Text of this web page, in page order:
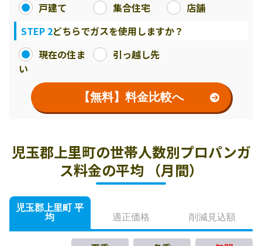
戸建て
集合住宅
店舗
STEP 2どちらでガスを使用しますか？
現在の住ま
い
引っ越し先
【無料】料金比較へ
児玉郡上里町の世帯人数別プロパンガ
ス料金の平均 （月間）
児玉郡上里町 平
均
適正価格 削減見込額